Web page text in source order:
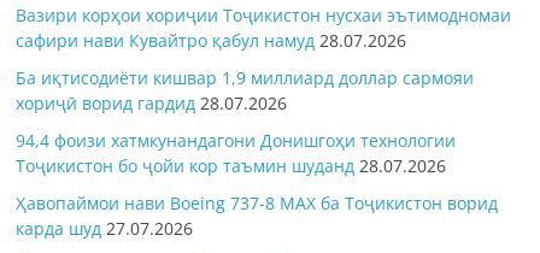
Вазири корҳои хориҷии Тоҷикистон нусхаи эътимодномаи
сафири нави Кувайтро қабул намуд 28.07.2026
Ба иқтисодиёти кишвар 1,9 миллиард доллар сармояи
хориҷӣ ворид гардид 28.07.2026
94,4 фоизи хатмкунандагони Донишгоҳи технологии
Тоҷикистон бо ҷойи кор таъмин шуданд 28.07.2026
Ҳавопаймои нави Boeing 737-8 MAX ба Тоҷикистон ворид
карда шуд 27.07.2026